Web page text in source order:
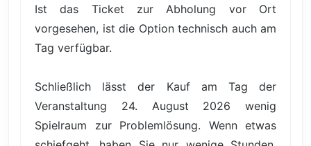
Ist das Ticket zur Abholung vor Ort
vorgesehen, ist die Option technisch auch am
Tag verfügbar.
Schließlich lässt der Kauf am Tag der
Veranstaltung 24. August 2026 wenig
Spielraum zur Problemlösung. Wenn etwas